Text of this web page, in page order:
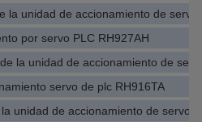
la unidad de accionamiento de servo
por servo PLC RH927AH
la unidad de accionamiento de
servo de plc RH916TA
unidad de accionamiento de servo